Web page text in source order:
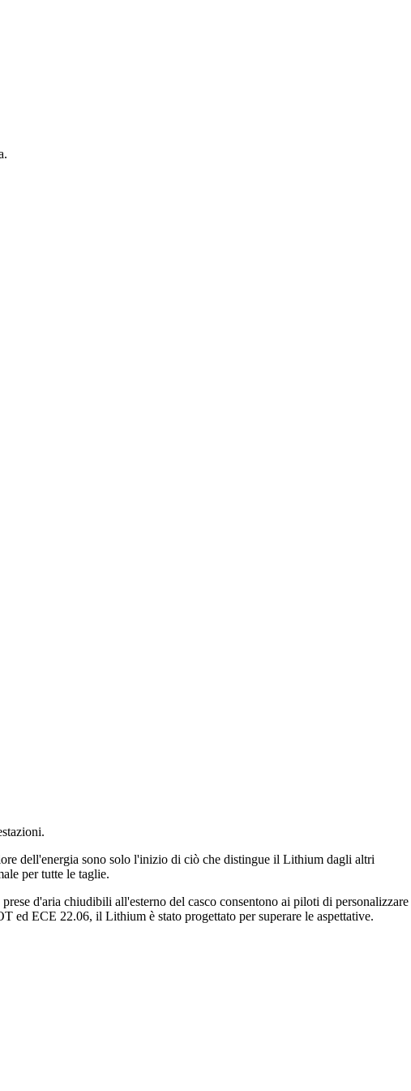
dell'energia sono solo l'inizio di ciò che distingue il Lithium dagli altri
per tutte le taglie.
d'aria chiudibili all'esterno del casco consentono ai piloti di personalizzare
ed ECE 22.06, il Lithium è stato progettato per superare le aspettative.